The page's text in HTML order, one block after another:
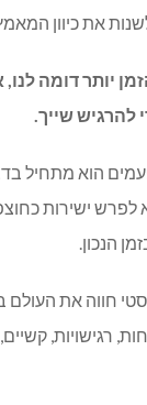
את כיוון
יותר דומה
להרגיש שייך.
הוא מתחיל
ישירות
הנכון.
חווה את העולם
רגישויות,